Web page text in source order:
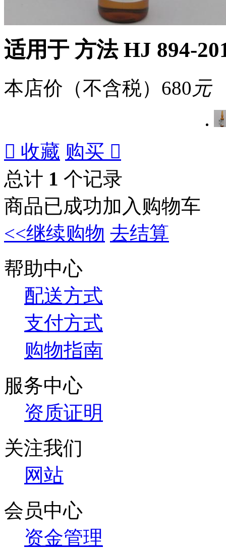
适用于 方法 HJ 894-
本店价（不含税） 680 元
 收藏 购买 
总计 1 个记录
商品已成功加入购物车
<<继续购物 去结算
帮助中心
配送方式
支付方式
购物指南
服务中心
资质证明
关注我们
网站
会员中心
资金管理